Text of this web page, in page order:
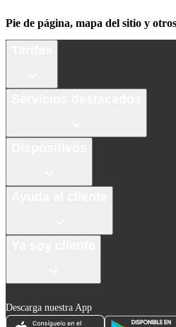
Pie de página, mapa del sitio y
Descarga nuestra App